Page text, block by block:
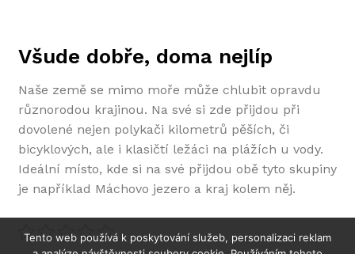
Všude dobře, doma nejlíp
Naše země se mimo moře může chlubit opravdu
různorodou krajinou. Na své si zde přijdou při
dovolené nejen polykači kilometrů pěších, či
bicyklových, ale i klasičtí ležáci na plážích u vody.
Ideální místo, kde si na své přijdou obě tyto skupiny
je například Máchovo jezero a kraj kolem něj.
Tento web používá k poskytování služeb, personalizaci reklam